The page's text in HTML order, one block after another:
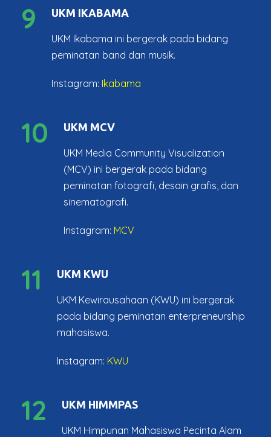
9 UKM IKABAMA
UKM Ikabama ini bergerak pada bidang
peminatan band dan musik.
Instagram: Ikabama
10 UKM MCV
UKM Media Community Visualization
(MCV) ini bergerak pada bidang
peminatan fotografi, desain grafis, dan
sinematografi.
Instagram: MCV
11 UKM KWU
UKM Kewirausahaan (KWU) ini bergerak
pada bidang peminatan enterpreneurship
mahasiswa.
Instagram: KWU
12 UKM HIMMPAS
UKM Himpunan Mahasiswa Pecinta Alam